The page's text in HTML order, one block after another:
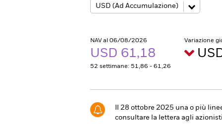
NAV al 06/08/2026
USD 61,18
52 settimane: 51,86 - 61,26
Variazione
Il 28 ottobre 2025 una o più
consultare la lettera agli